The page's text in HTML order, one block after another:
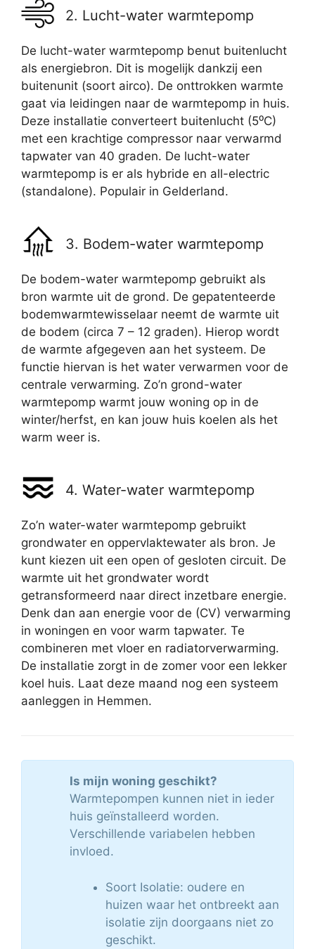
2. Lucht-water warmtepomp
De lucht-water warmtepomp benut buitenlucht
als energiebron. Dit is mogelijk dankzij een
buitenunit (soort airco). De onttrokken warmte
gaat via leidingen naar de warmtepomp in huis.
Deze installatie converteert buitenlucht (5⁰C)
met een krachtige compressor naar verwarmd
tapwater van 40 graden. De lucht-water
warmtepomp is er als hybride en all-electric
(standalone). Populair in Gelderland.
3. Bodem-water warmtepomp
De bodem-water warmtepomp gebruikt als
bron warmte uit de grond. De gepatenteerde
bodemwarmtewisselaar neemt de warmte uit
de bodem (circa 7 – 12 graden). Hierop wordt
de warmte afgegeven aan het systeem. De
functie hiervan is het water verwarmen voor de
centrale verwarming. Zo’n grond-water
warmtepomp warmt jouw woning op in de
winter/herfst, en kan jouw huis koelen als het
warm weer is.
4. Water-water warmtepomp
Zo’n water-water warmtepomp gebruikt
grondwater en oppervlaktewater als bron. Je
kunt kiezen uit een open of gesloten circuit. De
warmte uit het grondwater wordt
getransformeerd naar direct inzetbare energie.
Denk dan aan energie voor de (CV) verwarming
in woningen en voor warm tapwater. Te
combineren met vloer en radiatorverwarming.
De installatie zorgt in de zomer voor een lekker
koel huis. Laat deze maand nog een systeem
aanleggen in Hemmen.
Is mijn woning geschikt?
Warmtepompen kunnen niet in ieder
huis geïnstalleerd worden.
Verschillende variabelen hebben
invloed.
Soort Isolatie: oudere en
huizen waar het ontbreekt aan
isolatie zijn doorgaans niet zo
geschikt.